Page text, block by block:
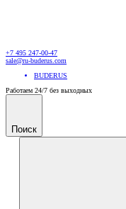
+7 495 247-00-47
sale@ru-buderus.com
BUDERUS
Работаем 24/7 без выходных
Поиск